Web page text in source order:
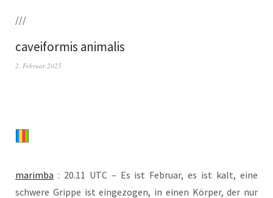
///
caveiformis animalis
2. Februar 2025
marim­ba : 20.11 UTC – Es ist Febru­ar, es ist kalt, eine
schwe­re Grip­pe ist ein­ge­zo­gen, in einen Kör­per, der nur